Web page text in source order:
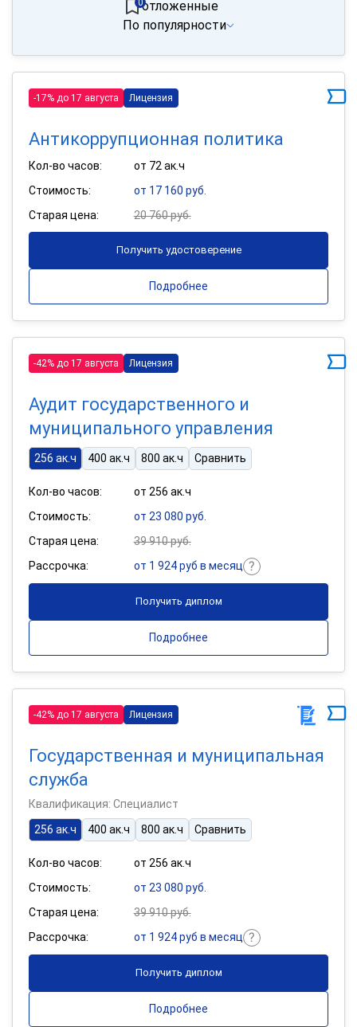
отложенные
0
По популярности
-17% до 17 августа Лицензия
Антикоррупционная политика
Кол-во часов:
от 72 ак.ч
Стоимость:
от 17 160 руб.
Старая цена:
20 760 руб.
Получить удостоверение
Подробнее
-42% до 17 августа Лицензия
Аудит государственного и
муниципального управления
256 ак.ч 400 ак.ч 800 ак.ч Сравнить
Кол-во часов:
от 256 ак.ч
Стоимость:
от 23 080 руб.
Старая цена:
39 910 руб.
Рассрочка:
от 1 924 руб в месяц
Получить диплом
Подробнее
-42% до 17 августа Лицензия
Государственная и муниципальная
служба
Квалификация: Специалист
256 ак.ч
400 ак.ч 800 ак.ч Сравнить
Кол-во часов:
от 256 ак.ч
Стоимость:
от 23 080 руб.
Старая цена:
39 910 руб.
Рассрочка:
от 1 924 руб в месяц
Получить диплом
Подробнее